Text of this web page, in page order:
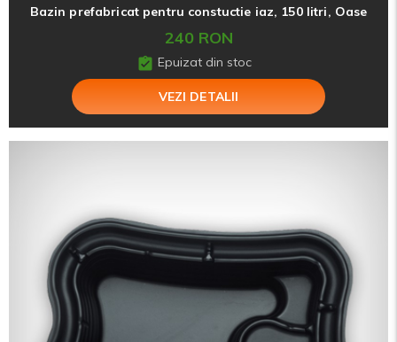
Bazin prefabricat pentru constuctie iaz, 150 litri, Oase
240 RON
Epuizat din stoc
VEZI DETALII